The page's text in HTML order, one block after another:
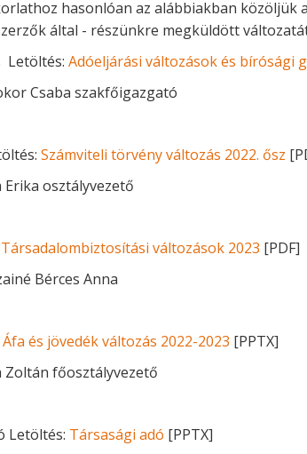
hasonlóan az alábbiakban közöljük
által - részünkre megküldött
Letöltés: Adóeljárási változások és bírósági
Csaba szakfőigazgató
Számviteli törvény változás 2022. ősz
Erika osztályvezető
Társadalombiztosítási változások 2023 [PDF]
Bérces Anna
Áfa és jövedék változás 2022-2023 [PPTX]
Zoltán főosztályvezető
Letöltés: Társasági adó [PPTX]